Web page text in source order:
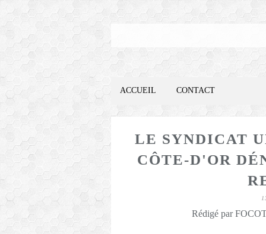
ACCUEIL CONTACT
LE SYNDICAT
CÔTE-D'OR
Rédigé par